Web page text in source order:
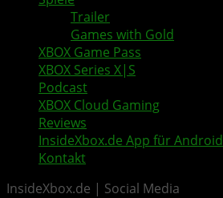
Trailer
Games with Gold
XBOX Game Pass
XBOX Series X|S
Podcast
XBOX Cloud Gaming
Reviews
InsideXbox.de App für Android
Kontakt
InsideXbox.de | Social Media